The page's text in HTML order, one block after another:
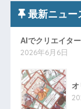
最新ニュー
AIでクリエイタ
2026年6月6日
オ